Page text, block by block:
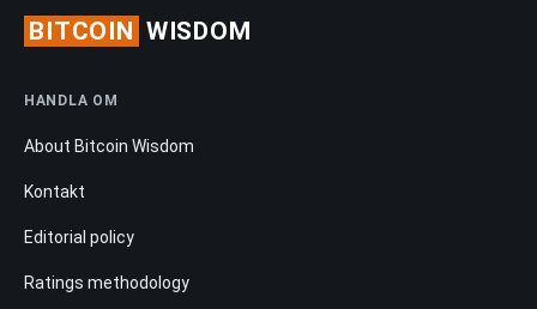
BITCOIN WISDOM
HANDLA OM
About Bitcoin Wisdom
Kontakt
Editorial policy
Ratings methodology